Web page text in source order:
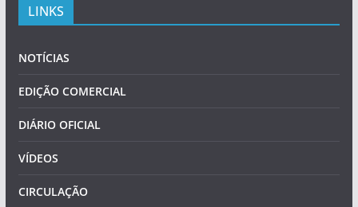
LINKS
NOTÍCIAS
EDIÇÃO COMERCIAL
DIÁRIO OFICIAL
VÍDEOS
CIRCULAÇÃO